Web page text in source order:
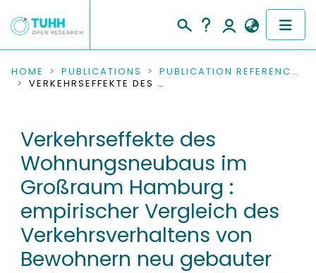
COMMUNITIES & COLLECTIONS
RESEARCH DATA
PEOPLE
INSTITUTIONS
PROJECTS
HOME PUBLICATIONS
PUBLICATION REFERENCES
VERKEHRSEFFEKTE DES WOHNUNGSNEUBAUS IM GROSSRAUM HAMBURG : EMPIRISCHER VERGLEICH DES VERKEHRSVERHALTENS VON BEWOHNERN NEU GEBAUTER WOHNUNGEN IM GROSSRAUM HAMBURG AN STANDORTEN UNTERSCHIEDLICHER QUALITÄTEN HINSICHTLICH NAHVERSORGUNG UND ÖPNV-ANBINDUNG
Verkehrseffekte des
Wohnungsneubaus im
Großraum Hamburg :
empirischer Vergleich des
Verkehrsverhaltens von
Bewohnern neu gebauter